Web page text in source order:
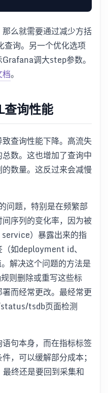
么就需要通过减少方括
询。另一个优化选项
调大step参数。
。
询性能
查询性能下降。高流失
数。这也增加了查询中
数量。这反过来会减慢
问题，特别是在频繁部
序列的变化率，因为被
）暴露出来的指
如deployment id、
解决这个问题的方法是
则删除或重写这些标
而经常更改。最经常更
tsdb页面检测
句本身，而在指标标签
，可以缓解部分成本；
终还是要回到采集和